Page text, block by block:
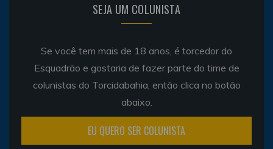
SEJA UM COLUNISTA
Se você tem mais de 18 anos, é torcedor do
Esquadrão e gostaria de fazer parte do time de
colunistas do Torcidabahia, então clica no botão
abaixo.
EU QUERO SER COLUNISTA